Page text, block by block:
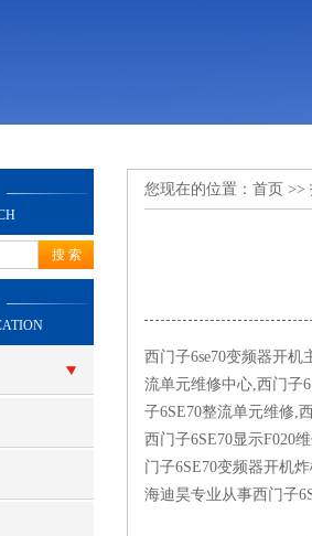
您现在的位置： 首页 >>
西门子6se70变频器开
流单元维修中心,西门子
子6SE70整流单元维修,
西门子6SE70显示F020
门子6SE70变频器开机
海迪昊专业从事西门子